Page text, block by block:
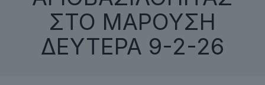
ΣΤΟ ΜΑΡΟΥΣΗ
ΔΕΥΤΕΡΑ 9-2-26